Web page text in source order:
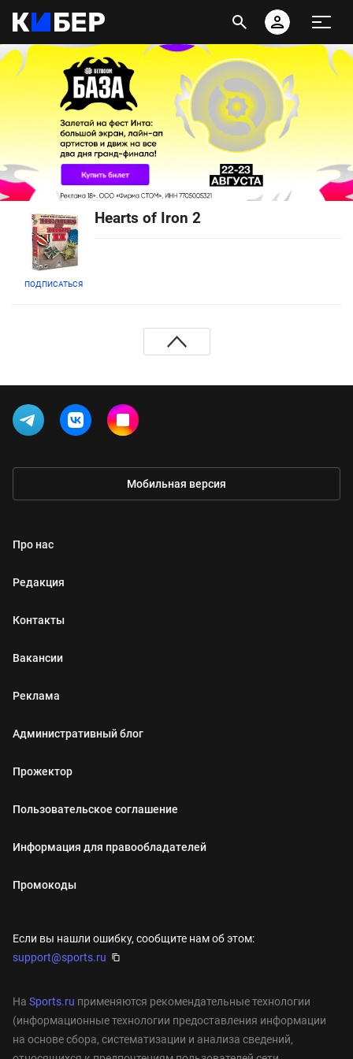
ПОДПИСАТЬСЯ
Hearts of Iron 2
Мобильная версия
Про нас
Редакция
Контакты
Вакансии
Реклама
Административный блог
Прожектор
Пользовательское соглашение
Информация для правообладателей
Промокоды
Если вы нашли ошибку, сообщите нам об этом:
support@sports.ru
На Sports.ru применяются рекомендательные технологии
(информационные технологии предоставления информации
на основе сбора, систематизации и анализа сведений,